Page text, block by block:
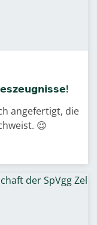
angefertigt, die
😉